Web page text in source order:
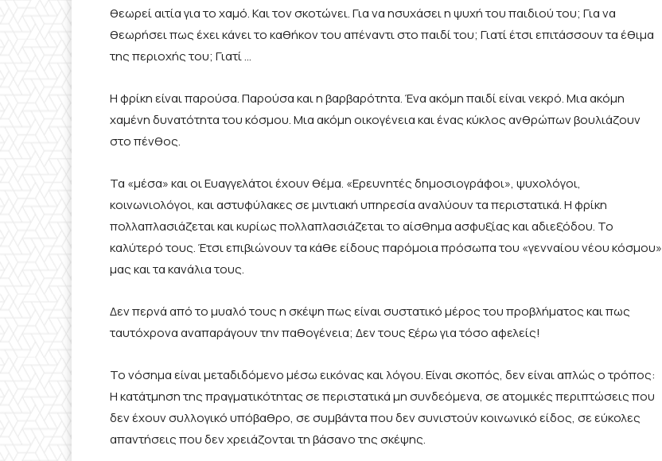
θεωρεί αιτία για το χαμό. Και τον σκοτώνει. Για να ησυχάσει η ψυχή του παιδιού του; Για να
θεωρήσει πως έχει κάνει το καθήκον του απέναντι στο παιδί του; Γιατί έτσι επιτάσσουν τα έθιμα
της περιοχής του; Γιατί …
Η φρίκη είναι παρούσα. Παρούσα και η βαρβαρότητα. Ένα ακόμη παιδί είναι νεκρό. Μια ακόμη
χαμένη δυνατότητα του κόσμου. Μια ακόμη οικογένεια και ένας κύκλος ανθρώπων βουλιάζουν
στο πένθος.
Τα «μέσα» και οι Ευαγγελάτοι έχουν θέμα. «Ερευνητές δημοσιογράφοι», ψυχολόγοι,
κοινωνιολόγοι, και αστυφύλακες σε μιντιακή υπηρεσία αναλύουν τα περιστατικά. Η φρίκη
πολλαπλασιάζεται και κυρίως πολλαπλασιάζεται το αίσθημα ασφυξίας και αδιεξόδου. Το
καλύτερό τους. Έτσι επιβιώνουν τα κάθε είδους παρόμοια πρόσωπα του «γενναίου νέου κόσμου»
μας και τα κανάλια τους.
Δεν περνά από το μυαλό τους η σκέψη πως είναι συστατικό μέρος του προβλήματος και πως
ταυτόχρονα αναπαράγουν την παθογένεια; Δεν τους ξέρω για τόσο αφελείς!
Το νόσημα είναι μεταδιδόμενο μέσω εικόνας και λόγου. Είναι σκοπός, δεν είναι απλώς ο τρόπος:
Η κατάτμηση της πραγματικότητας σε περιστατικά μη συνδεόμενα, σε ατομικές περιπτώσεις που
δεν έχουν συλλογικό υπόβαθρο, σε συμβάντα που δεν συνιστούν κοινωνικό είδος, σε εύκολες
απαντήσεις που δεν χρειάζονται τη βάσανο της σκέψης.